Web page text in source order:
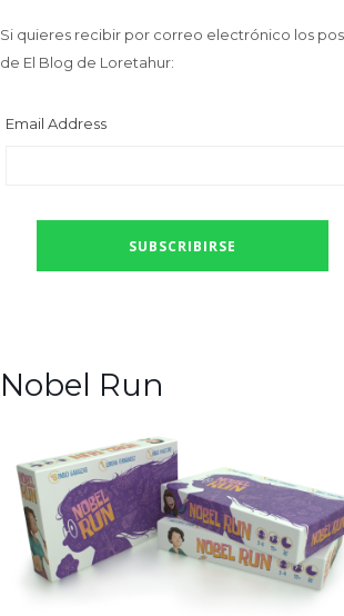
Si quieres recibir por correo electrónico los
de El Blog de Loretahur:
Email Address
Nobel Run